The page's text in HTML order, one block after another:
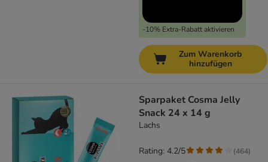
-10% Extra-Rabatt aktivieren
Zum Warenkorb
hinzufügen
Sparpaket Cosma Jelly
Snack 24 x 14 g
Lachs
Rating: 4.2/5 (464)